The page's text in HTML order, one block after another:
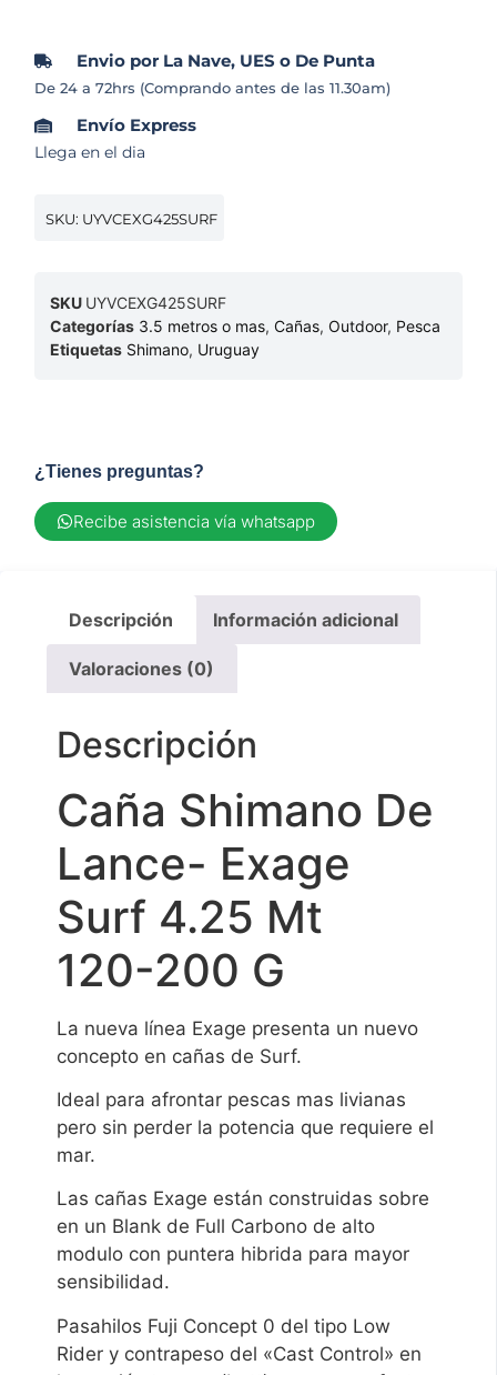
Envio por La Nave, UES o De Punta
De 24 a 72hrs (Comprando antes de las 11.30am)
Envío Express
Llega en el dia
SKU: UYVCEXG425SURF
SKU UYVCEXG425SURF
Categorías 3.5 metros o mas,Cañas,Outdoor, Pesca
Etiquetas Shimano, Uruguay
¿Tienes preguntas?
Recibe asistencia vía whatsapp
Descripción Información adicional
Valoraciones (0)
Descripción
Caña Shimano De
Lance- Exage
Surf 4.25 Mt
120-200 G
La nueva línea Exage presenta un nuevo
concepto en cañas de Surf.
Ideal para afrontar pescas mas livianas
pero sin perder la potencia que requiere el
mar.
Las cañas Exage están construidas sobre
en un Blank de Full Carbono de alto
modulo con puntera hibrida para mayor
sensibilidad.
Pasahilos Fuji Concept 0 del tipo Low
Rider y contrapeso del «Cast Control» en